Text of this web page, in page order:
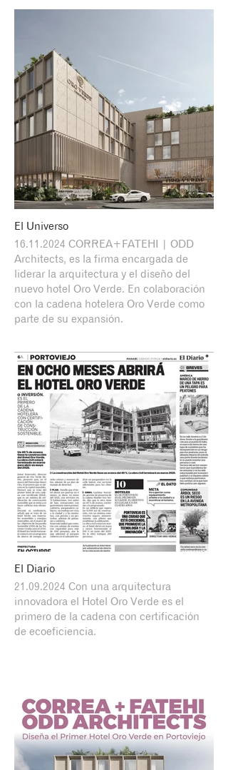
El Universo
16.11.2024 CORREA+FATEHI | ODD
Architects, es la firma encargada de
liderar la arquitectura y el diseño del
nuevo hotel Oro Verde. En colaboración
con la cadena hotelera Oro Verde como
parte de su expansión.
El Diario
21.09.2024 Con una arquitectura
innovadora el Hotel Oro Verde es el
primero de la cadena con certificación
de ecoeficiencia.